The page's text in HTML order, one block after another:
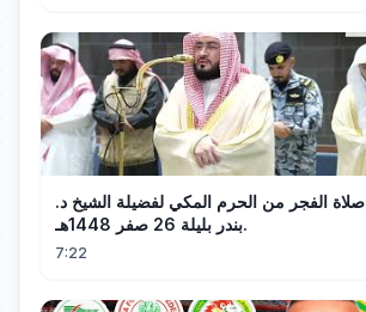
صلاة الفجر من الحرم المكي لفضيلة الشيخ د.
بندر بليلة 26 صفر 1448هـ.
7:22